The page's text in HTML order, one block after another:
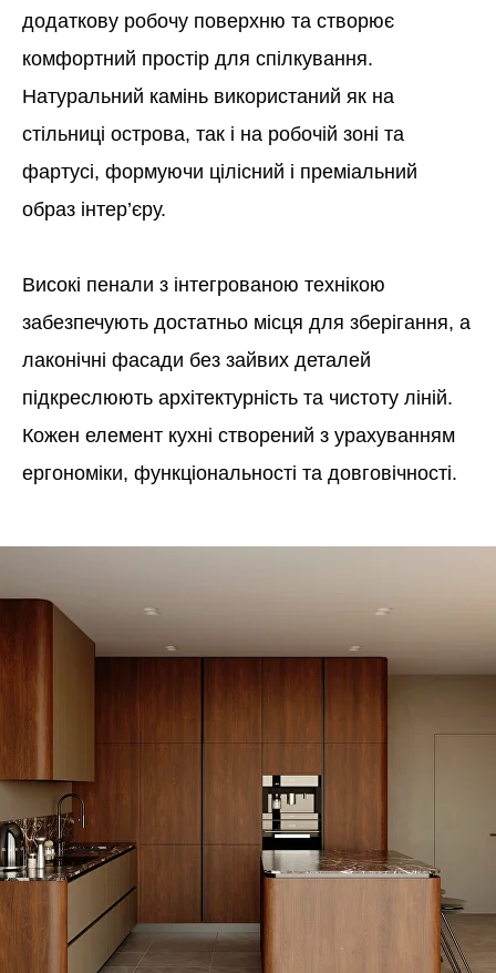
додаткову робочу поверхню та створює
комфортний простір для спілкування.
Натуральний камінь використаний як на
стільниці острова, так і на робочій зоні та
фартусі, формуючи цілісний і преміальний
образ інтер’єру.
Високі пенали з інтегрованою технікою
забезпечують достатньо місця для зберігання, а
лаконічні фасади без зайвих деталей
підкреслюють архітектурність та чистоту ліній.
Кожен елемент кухні створений з урахуванням
ергономіки, функціональності та довговічності.